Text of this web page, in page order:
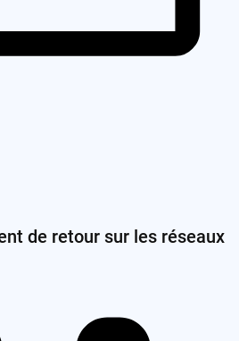
de retour sur les réseaux